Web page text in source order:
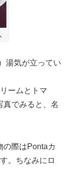
湯気が立ってい
ームとトマ
真でみると、名
の際はPontaカ
。ちなみにロ